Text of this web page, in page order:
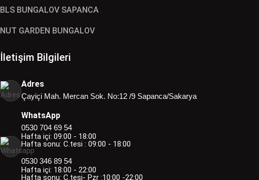
BLS BUNGALOV SAPANCA
NUT GARDEN BUNGALOV
İletişim Bilgileri
Adres
Çayiçi Mah. Mercan Sok. No:12 /9 Sapanca/Sakarya
WhatsApp
0530 704 69 54
Hafta içi: 09:00 - 18:00
Hafta sonu: C.tesi : 09:00 - 18:00
0530 346 89 54
Hafta içi: 18:00 - 22:00
Hafta sonu: C.tesi- Pzr :10:00 -22:00